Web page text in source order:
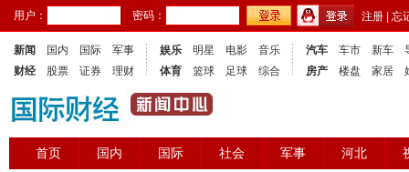
用户： 密码： 注册 忘
新闻 国内 国际
军事
财经
股票 证券 理财
娱乐 明星 电影
音乐
体育
篮球 足球 综合
汽车 车市 新车
房产
楼盘 家居
首页 国内 国际 社会 军事 河北